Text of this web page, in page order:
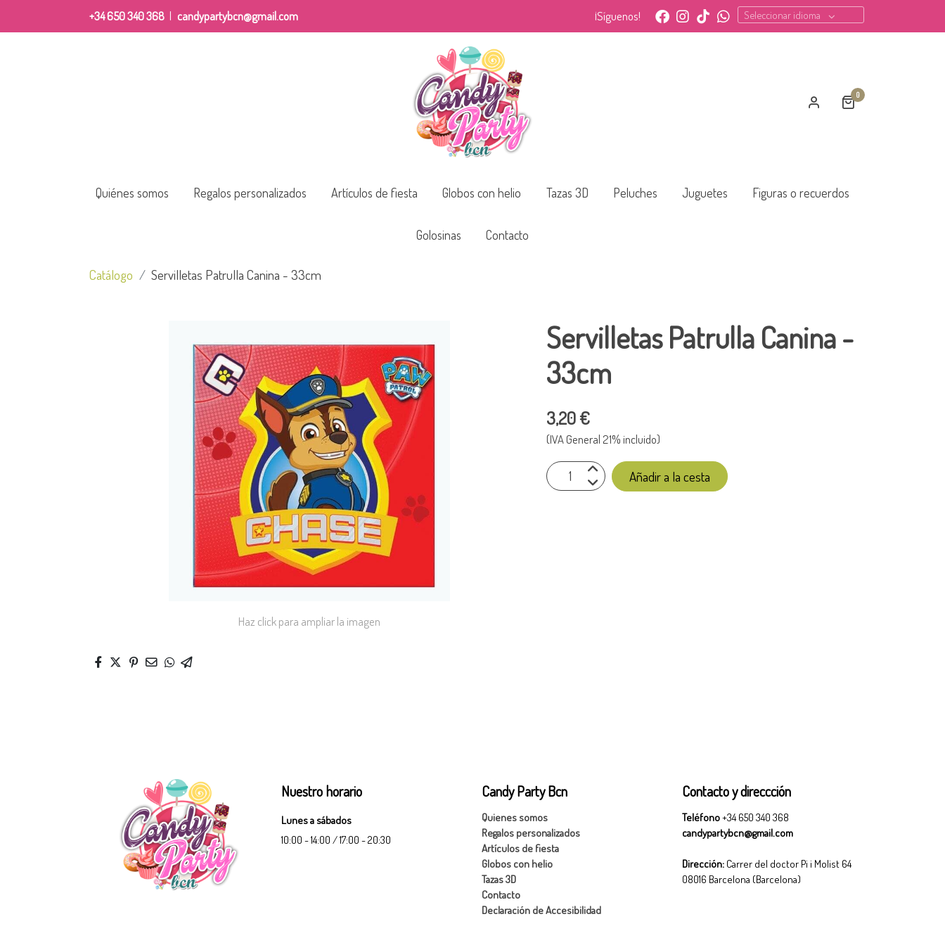
+34 650 340 368 | candypartybcn@gmail.com ¡Síguenos! Seleccionar idioma
0
Quiénes somos Regalos personalizados Artículos de fiesta Globos con helio Tazas 3D Peluches Juguetes Figuras o recuerdos
Golosinas Contacto
Catálogo Servilletas Patrulla Canina - 33cm
Haz click para ampliar la imagen
Servilletas Patrulla Canina -
33cm
3,20 €
(IVA General 21% incluido)
Añadir a la cesta
Nuestro horario
Lunes a sábados
10:00 - 14:00 / 17:00 - 20:30
Candy Party Bcn
Quienes somos
Regalos personalizados
Artículos de fiesta
Globos con helio
Tazas 3D
Contacto
Declaración de Accesibilidad
Contacto y direccción
Teléfono+34 650 340 368
candypartybcn@gmail.com
Dirección:Carrer del doctor Pi i Molist 64
08016 Barcelona (Barcelona)